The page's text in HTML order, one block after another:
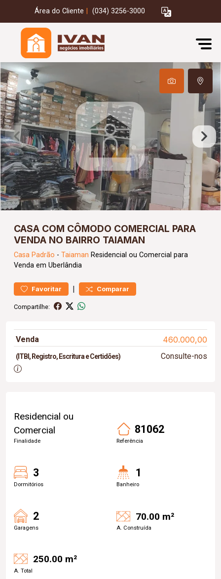
Área do Cliente (034) 3256-3000
CASA COM CÔMODO COMERCIAL PARA
VENDA NO BAIRRO TAIAMAN
Casa Padrão - Taiaman Residencial ou Comercial para
Venda em Uberlândia
Favoritar | Comparar
Compartilhe:
Venda 460.000,00
(ITBI, Registro, Escritura e Certidões) Consulte-nos
Residencial ou
Comercial
Finalidade
81062
Referência
3
Dormitórios
1
Banheiro
2
Garagens
70.00 m²
A. Construída
250.00 m²
A. Total